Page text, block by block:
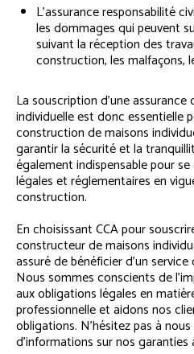
L’assurance responsabilité
les dommages qui peuvent
suivant la réception des
construction, les malfaçons,
La souscription d’une
individuelle est donc essentielle
construction de maisons
garantir la sécurité et la
également indispensable pour
légales et réglementaires en
construction.
En choisissant CCA pour
constructeur de maisons
assuré de bénéficier d’un
Nous sommes conscients de
aux obligations légales en
professionnelle et aidons nos
obligations. N’hésitez pas à
d’informations sur nos